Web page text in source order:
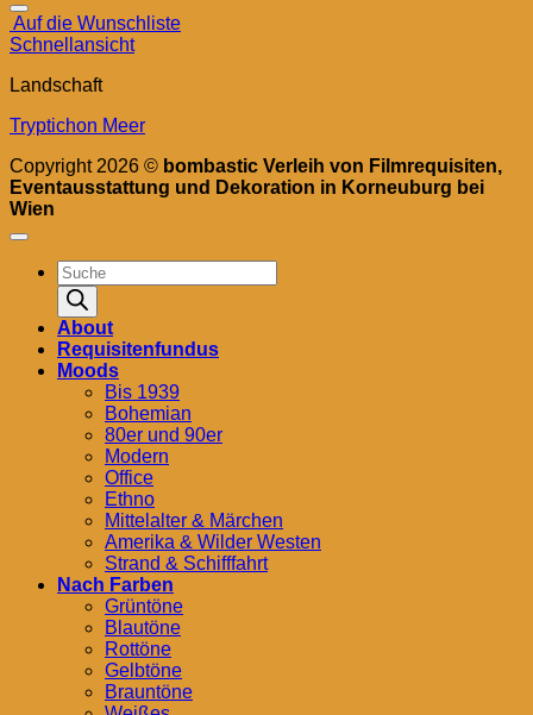
Auf die Wunschliste
Schnellansicht
Landschaft
Tryptichon Meer
Copyright 2026 © bombastic Verleih von Filmrequisiten,
Eventausstattung und Dekoration in Korneuburg bei
Wien
Products
search
About
Requisitenfundus
Moods
Bis 1939
Bohemian
80er und 90er
Modern
Office
Ethno
Mittelalter & Märchen
Amerika & Wilder Westen
Strand & Schifffahrt
Nach Farben
Grüntöne
Blautöne
Rottöne
Gelbtöne
Brauntöne